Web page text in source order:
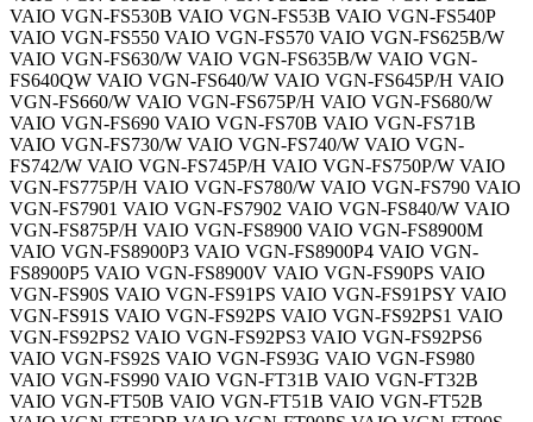
VAIO VGN-FS530B VAIO VGN-FS53B VAIO VGN-FS540P
VAIO VGN-FS550 VAIO VGN-FS570 VAIO VGN-FS625B/W
VAIO VGN-FS630/W VAIO VGN-FS635B/W VAIO VGN-
FS640QW VAIO VGN-FS640/W VAIO VGN-FS645P/H VAIO
VGN-FS660/W VAIO VGN-FS675P/H VAIO VGN-FS680/W
VAIO VGN-FS690 VAIO VGN-FS70B VAIO VGN-FS71B
VAIO VGN-FS730/W VAIO VGN-FS740/W VAIO VGN-
FS742/W VAIO VGN-FS745P/H VAIO VGN-FS750P/W VAIO
VGN-FS775P/H VAIO VGN-FS780/W VAIO VGN-FS790 VAIO
VGN-FS7901 VAIO VGN-FS7902 VAIO VGN-FS840/W VAIO
VGN-FS875P/H VAIO VGN-FS8900 VAIO VGN-FS8900M
VAIO VGN-FS8900P3 VAIO VGN-FS8900P4 VAIO VGN-
FS8900P5 VAIO VGN-FS8900V VAIO VGN-FS90PS VAIO
VGN-FS90S VAIO VGN-FS91PS VAIO VGN-FS91PSY VAIO
VGN-FS91S VAIO VGN-FS92PS VAIO VGN-FS92PS1 VAIO
VGN-FS92PS2 VAIO VGN-FS92PS3 VAIO VGN-FS92PS6
VAIO VGN-FS92S VAIO VGN-FS93G VAIO VGN-FS980
VAIO VGN-FS990 VAIO VGN-FT31B VAIO VGN-FT32B
VAIO VGN-FT50B VAIO VGN-FT51B VAIO VGN-FT52B